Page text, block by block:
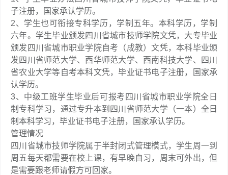
子注册，国家承认学历。
2、学生也可衔接专科学历，学制五年。本科学历，学制
六年。学生毕业颁发四川省城市技师学院文凭，大专毕业
颁发四川省城市职业学院自考（成教）文凭，本科毕业颁
发四川省师范大学、西华师范大学、西南科技大学、四川
省农业大学等自考本科文凭，毕业证书电子注册，国家承
认学历。
3、中级工班学生毕业后可报考四川省城市职业学院全日
制专科学习，通过专升本到四川省师范大学（一本）全日
制本科学习，毕业证书电子注册，国家承认学历。
管理情况
四川省城市技师学院属于半封闭式管理模式，学生周一到
周五每天都需要在校上课，有早晚自习，周末可外出，但
是需要跟老师请假方可回家。